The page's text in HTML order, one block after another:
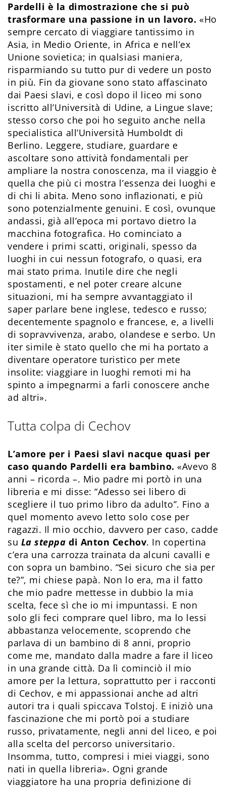
Pardelli è la dimostrazione che si può
trasformare una passione in un lavoro. «Ho
sempre cercato di viaggiare tantissimo in
Asia, in Medio Oriente, in Africa e nell’ex
Unione sovietica; in qualsiasi maniera,
risparmiando su tutto pur di vedere un posto
in più. Fin da giovane sono stato affascinato
dai Paesi slavi, e così dopo il liceo mi sono
iscritto all’Università di Udine, a Lingue slave;
stesso corso che poi ho seguito anche nella
specialistica all’Università Humboldt di
Berlino. Leggere, studiare, guardare e
ascoltare sono attività fondamentali per
ampliare la nostra conoscenza, ma il viaggio è
quella che più ci mostra l’essenza dei luoghi e
di chi li abita. Meno sono inflazionati, e più
sono potenzialmente genuini. E così, ovunque
andassi, già all’epoca mi portavo dietro la
macchina fotografica. Ho cominciato a
vendere i primi scatti, originali, spesso da
luoghi in cui nessun fotografo, o quasi, era
mai stato prima. Inutile dire che negli
spostamenti, e nel poter creare alcune
situazioni, mi ha sempre avvantaggiato il
saper parlare bene inglese, tedesco e russo;
decentemente spagnolo e francese, e, a livelli
di sopravvivenza, arabo, olandese e serbo. Un
iter simile è stato quello che mi ha portato a
diventare operatore turistico per mete
insolite: viaggiare in luoghi remoti mi ha
spinto a impegnarmi a farli conoscere anche
ad altri».
Tutta colpa di Cechov
L’amore per i Paesi slavi nacque quasi per
caso quando Pardelli era bambino.«Avevo 8
anni – ricorda –. Mio padre mi portò in una
libreria e mi disse: “Adesso sei libero di
scegliere il tuo primo libro da adulto”. Fino a
quel momento avevo letto solo cose per
ragazzi. Il mio occhio, davvero per caso, cadde
su La steppa di Anton Cechov. In copertina
c’era una carrozza trainata da alcuni cavalli e
con sopra un bambino. “Sei sicuro che sia per
te?”, mi chiese papà. Non lo era, ma il fatto
che mio padre mettesse in dubbio la mia
scelta, fece sì che io mi impuntassi. E non
solo gli feci comprare quel libro, ma lo lessi
abbastanza velocemente, scoprendo che
parlava di un bambino di 8 anni, proprio
come me, mandato dalla madre a fare il liceo
in una grande città. Da lì cominciò il mio
amore per la lettura, soprattutto per i racconti
di Cechov, e mi appassionai anche ad altri
autori tra i quali spiccava Tolstoj. E iniziò una
fascinazione che mi portò poi a studiare
russo, privatamente, negli anni del liceo, e poi
alla scelta del percorso universitario.
Insomma, tutto, compresi i miei viaggi, sono
nati in quella libreria». Ogni grande
viaggiatore ha una propria definizione di